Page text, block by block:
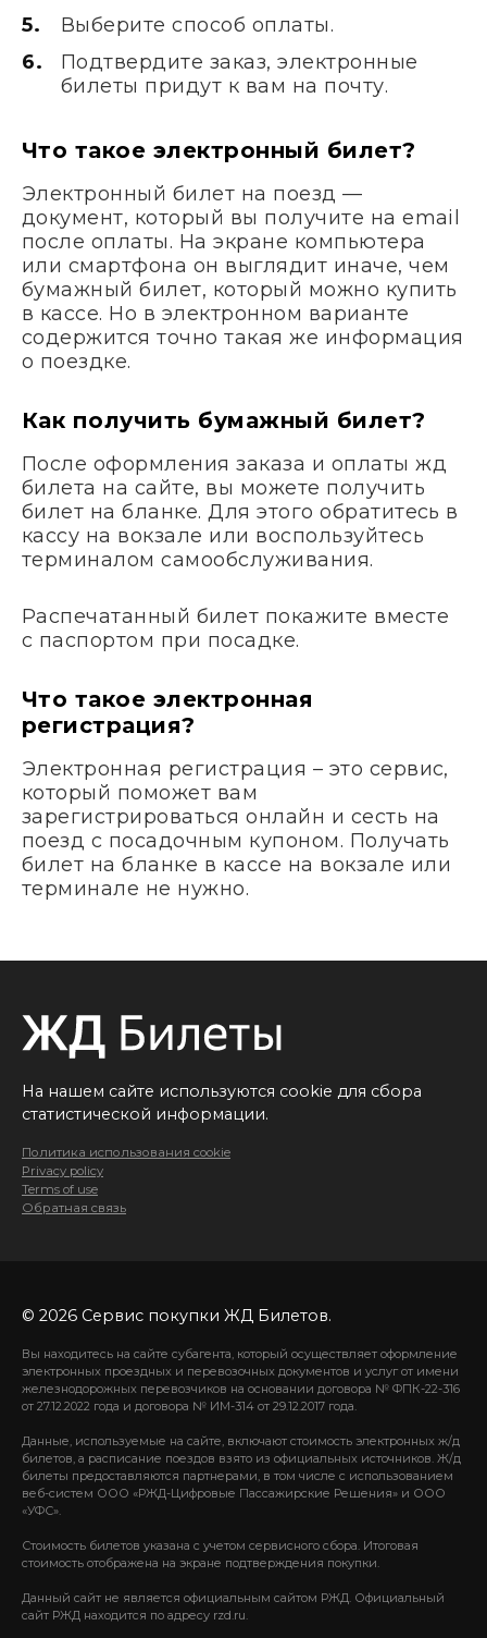
Выберите способ оплаты.
Подтвердите заказ, электронные
билеты придут к вам на почту.
Что такое электронный билет?
Электронный билет на поезд —
документ, который вы получите на email
после оплаты. На экране компьютера
или смартфона он выглядит иначе, чем
бумажный билет, который можно купить
в кассе. Но в электронном варианте
содержится точно такая же информация
о поездке.
Как получить бумажный билет?
После оформления заказа и оплаты жд
билета на сайте, вы можете получить
билет на бланке. Для этого обратитесь в
кассу на вокзале или воспользуйтесь
терминалом самообслуживания.
Распечатанный билет покажите вместе
с паспортом при посадке.
Что такое электронная
регистрация?
Электронная регистрация – это сервис,
который поможет вам
зарегистрироваться онлайн и сесть на
поезд с посадочным купоном. Получать
билет на бланке в кассе на вокзале или
терминале не нужно.
На нашем сайте используются cookie для сбора
статистической информации.
Политика использования cookie
Privacy policy
Terms of use
Обратная связь
© 2026 Сервис покупки ЖД Билетов.
Вы находитесь на сайте субагента, который осуществляет оформление
электронных проездных и перевозочных документов и услуг от имени
железнодорожных перевозчиков на основании договора № ФПК-22-316
от 27.12.2022 года и договора № ИМ-314 от 29.12.2017 года.
Данные, используемые на сайте, включают стоимость электронных ж/д
билетов, а расписание поездов взято из официальных источников. Ж/д
билеты предоставляются партнерами, в том числе с использованием
веб-систем ООО «РЖД-Цифровые Пассажирские Решения» и ООО
«УФС».
Стоимость билетов указана с учетом сервисного сбора. Итоговая
стоимость отображена на экране подтверждения покупки.
Данный сайт не является официальным сайтом РЖД. Официальный
сайт РЖД находится по адресу rzd.ru.